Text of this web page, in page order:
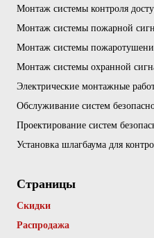
Монтаж системы контроля
Монтаж системы пожарной
Монтаж системы
Монтаж системы охранной
Электрические монтажные
Обслуживание систем
Проектирование систем
Установка шлагбаума для
Страницы
Скидки
Распродажа